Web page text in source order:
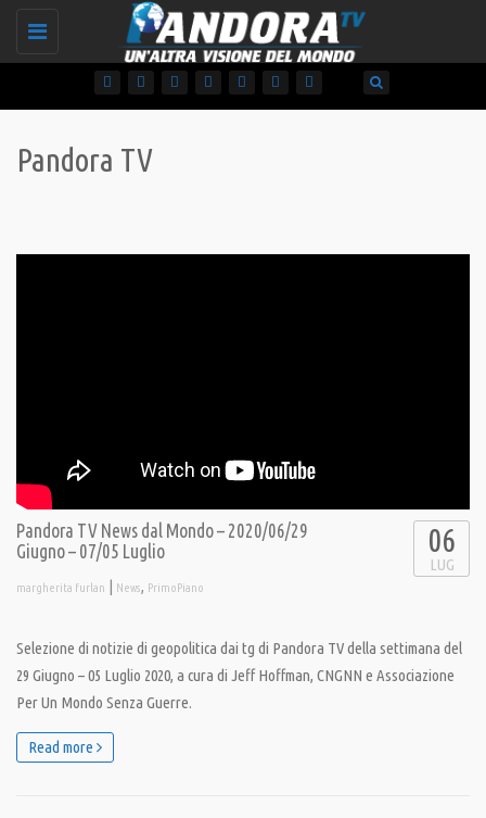
Toggle
Pandora TV
Pandora TV News dal Mondo – 2020/06/29
Giugno – 07/05 Luglio
margherita furlan | News, PrimoPiano
06
LUG
Selezione di notizie di geopolitica dai tg di Pandora TV della settimana del
29 Giugno – 05 Luglio 2020, a cura di Jeff Hoffman, CNGNN e Associazione
Per Un Mondo Senza Guerre.
Read more